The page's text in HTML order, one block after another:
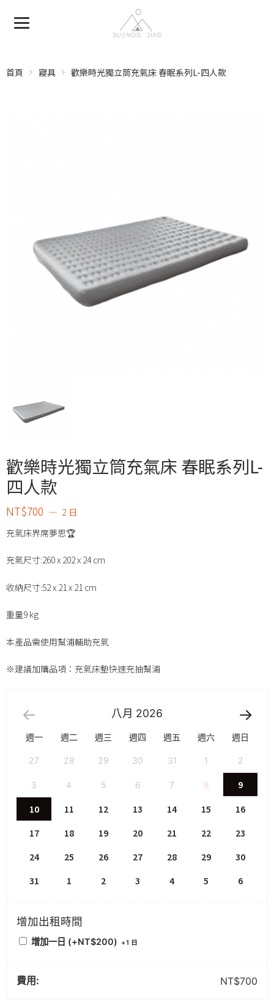
首頁 寢具 歡樂時光獨立筒充氣床 春眠系列L-四人款
歡樂時光獨立筒充氣床 春眠系列L-
四人款
NT$700 2 日
充氣床界席夢思🏆
充氣尺寸:260 x 202 x 24 cm
收納尺寸:52 x 21 x 21 cm
重量9 kg
本產品需使用幫浦輔助充氣
※建議加購品項：充氣床墊快速充抽幫浦
八月 2026
週一 週二 週三 週四 週五 週六 週日
27 28 29 30 31 1 2
3 4 5 6 7 8
9
10
11 12 13 14 15
16
17
18 19 20 21 22
23
24
25 26 27 28 29
30
31
1 2 3 4 5 6
增加出租時間
增加一日 (+NT$200) +1 日
費用: NT$700